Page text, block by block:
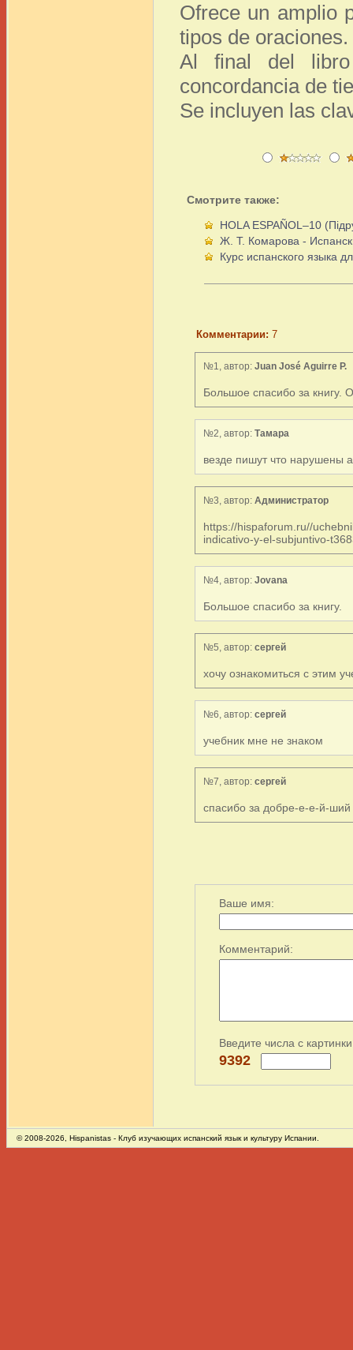
Ofrece un amplio
tipos de oraciones.
Al final del libro
concordancia de
Se incluyen las
Смотрите также:
HOLA ESPAÑOL–10
Ж. Т. Комарова -
Курс испанского языка
Комментарии: 7
№1, автор: Juan José Aguirre P.
Большое спасибо за книгу.
№2, автор: Тамара
везде пишут что нарушены
№3, автор: Администратор
https://hispaforum.ru//
indicativo-y-el-subjuntivo-
№4, автор: Jovana
Большое спасибо за книгу.
№5, автор: сергей
хочу ознакомиться с этим
№6, автор: сергей
учебник мне не знаком
№7, автор: сергей
спасибо за добре-е-е-й-
Ваше имя:
Комментарий:
Введите числа с
9392
© 2008-2026, Hispanistas - Клуб изучающих испанский язык и культуру Испании.